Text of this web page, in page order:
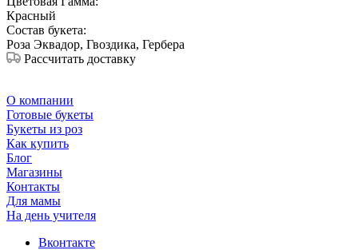
Красный
Состав букета:
Роза Эквадор, Гвоздика, Гербера
Рассчитать доставку
О компании
Готовые букеты
Букеты из роз
Как купить
Блог
Магазины
Контакты
Для мамы
На день учителя
Вконтакте